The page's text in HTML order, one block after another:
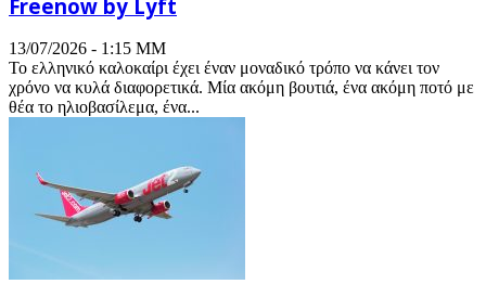
Freenow by Lyft
13/07/2026 - 1:15 ΜΜ
Το ελληνικό καλοκαίρι έχει έναν μοναδικό τρόπο να κάνει τον
χρόνο να κυλά διαφορετικά. Μία ακόμη βουτιά, ένα ακόμη ποτό με
θέα το ηλιοβασίλεμα, ένα...